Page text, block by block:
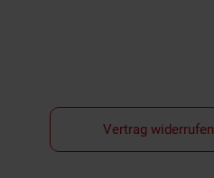
Vertrag widerrufen